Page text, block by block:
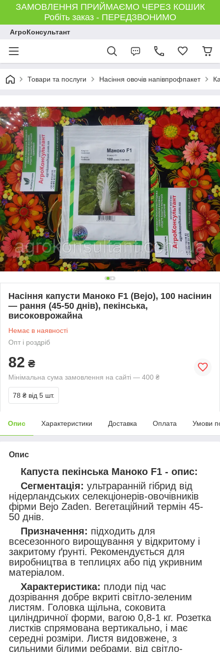
ЗАМОВЛЕННЯ ПРИЙМАЄМО ЧЕРЕЗ КОШИК
Робіть заказ - ПЕРЕДЗВОНИМО
АгроКонсультант
Товари та послуги Насіння овочів напівпрофпакет
Насіння капусти Маноко F1 (Bejo), 100 насінин
— рання (45-50 днів), пекінська,
високоврожайна
Немає в наявності
Опт і роздріб
82 ₴
Мінімальна сума замовлення на сайті — 400 ₴
78 ₴ від 5 шт.
Опис Характеристики Доставка Оплата Умови
Опис
Капуста пекінська Маноко F1 - опис:
Сегментація: ультраранній гібрид від
нідерландських селекціонерів-овочівників
фірми Bejo Zaden. Вегетаційний термін 45-
50 днів.
Призначення: підходить для
всесезонного вирощування у відкритому і
закритому ґрунті. Рекомендується для
виробництва в теплицях або під укривним
матеріалом.
Характеристика: плоди під час
дозрівання добре вкриті світло-зеленим
листям. Головка щільна, соковита
циліндричної форми, вагою 0,8-1 кг. Розетка
листків спрямована вертикально, і має
середні розміри. Листя видовжене, з
сильними білими ребрами, від світло-